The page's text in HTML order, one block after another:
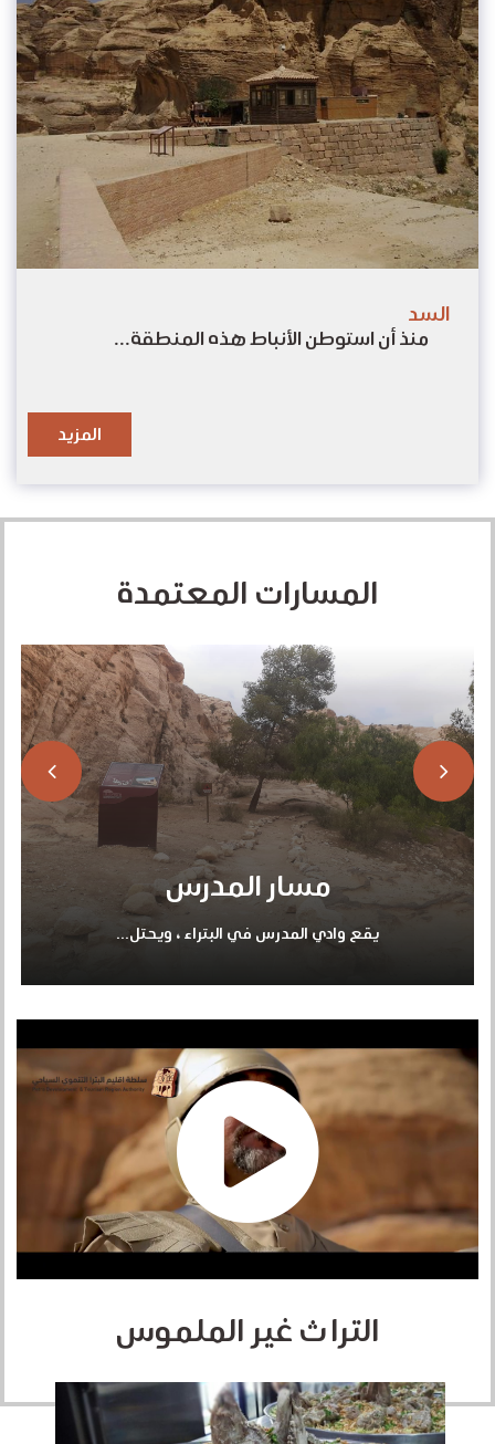
السد
منذ أن استوطن الأنباط هذه المنطقة...
المزيد
المسارات المعتمدة
مسار المدرس
يقع وادي المدرس في البتراء ، ويحتل...
التراث غير الملموس